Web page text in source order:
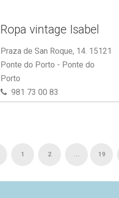
Ropa vintage Isabel
Praza de San Roque, 14. 15121
Ponte do Porto - Ponte do
Porto
981 73 00 83
1 2 ... 19